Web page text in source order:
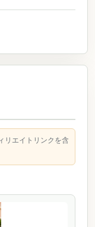
リエイトリンクを含